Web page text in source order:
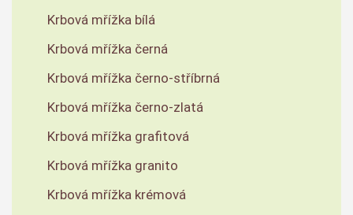
Krbová mřížka bílá
Krbová mřížka černá
Krbová mřížka černo-stříbrná
Krbová mřížka černo-zlatá
Krbová mřížka grafitová
Krbová mřížka granito
Krbová mřížka krémová